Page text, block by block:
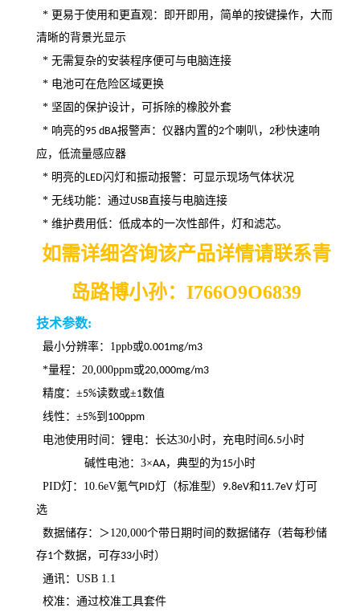
* 更易于使用和更直观：即开即用，简单的按键操作，大而
清晰的背景光显示
* 无需复杂的安装程序便可与电脑连接
* 电池可在危险区域更换
* 坚固的保护设计，可拆除的橡胶外套
* 响亮的95 dBA报警声：仪器内置的2个喇叭， 2秒快速响
应，低流量感应器
* 明亮的 LED闪灯和振动报警：可显示现场气体状况
* 无线功能：通过USB 直接与电脑连接
* 维护费用低：低成本的一次性部件，灯和滤芯。
如需详细咨询该产品详情请联系青
岛路博小孙：I766O9O6839
技术参数:
最小分辨率： 1ppb或0.001mg/m3
*量程： 20,000ppm或20,000mg/m3
精度： ±5%读数或±1数值
线性 ： ±5%到 100ppm
电池使用时间 ： 锂电：长达30小时，充电时间 6.5小时
碱性电池： 3×AA，典型的为15小时
PID灯 ： 10.6eV氪气 PID灯（标准型） 9.8eV和 11.7eV 灯可
选
数据储存： ＞120,000个带日期时间的数据储存（若每秒储
存1个数据，可存33小时）
通讯： USB 1.1
校准 ： 通过校准工具套件